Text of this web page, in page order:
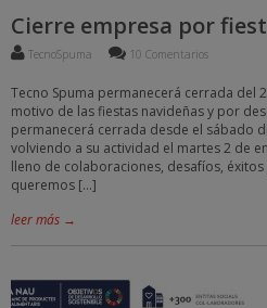
Cierre empresa por
TecnoSpuma 10 Comentarios
Tecno Spuma permanecerá cerrada del
motivo de las fiestas navideñas y por
permanecerá cerrada desde el sábado
volviendo a su actividad el martes 2 de
lleno de colaboraciones, desafíos,
queremos […]
leer más →